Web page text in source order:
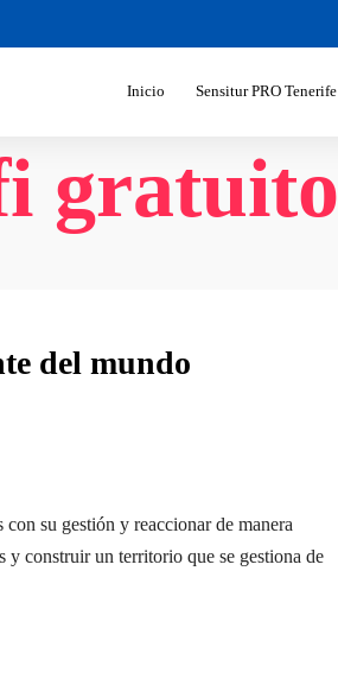
Inicio Sensitur PRO Tenerife
gratuito
del mundo
su gestión y reaccionar de manera
y construir un territorio que se gestiona de